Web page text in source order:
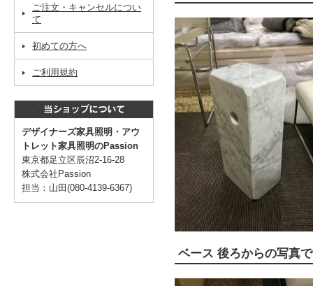
ご注文・キャンセルについ
て
初めての方へ
ご利用規約
デザイナーズ家具照明・アウ
トレット家具照明のPassion
東京都足立区辰沼2-16-28
株式会社Passion
担当：山田(080-4139-6367)
ベース 後ろからの写真